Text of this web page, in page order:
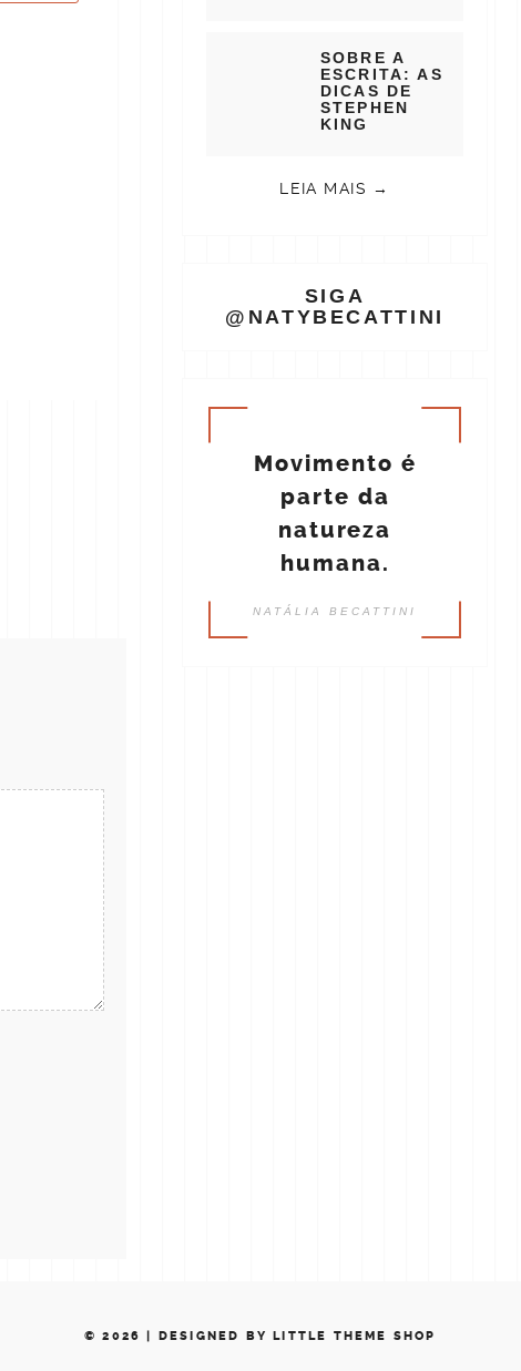
SOBRE A
ESCRITA: AS
DICAS DE
STEPHEN
KING
LEIA MAIS →
SIGA
@NATYBECATTINI
Movimento é
parte da
natureza
humana.
NATÁLIA BECATTINI
© 2026 | DESIGNED BY LITTLE THEME SHOP